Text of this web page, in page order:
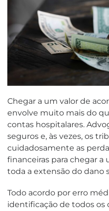
Chegar a um valor de
envolve muito mais do
contas hospitalares.
seguros e, às vezes, os
cuidadosamente as
financeiras para chegar
toda a extensão do dano
Todo acordo por erro
identificação de todos os